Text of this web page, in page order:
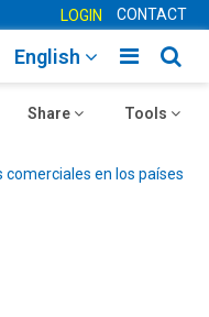
LOGIN CONTACT
Toggle
English
Toggle
Tools
Toggle
Share
comerciales en los países